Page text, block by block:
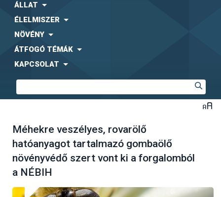
ÁLLAT
ÉLELMISZER
NÖVÉNY
ÁTFOGÓ TÉMÁK
KAPCSOLAT
Méhekre veszélyes, rovarölő
hatóanyagot tartalmazó gombaölő
növényvédő szert vont ki a forgalomból
a NÉBIH